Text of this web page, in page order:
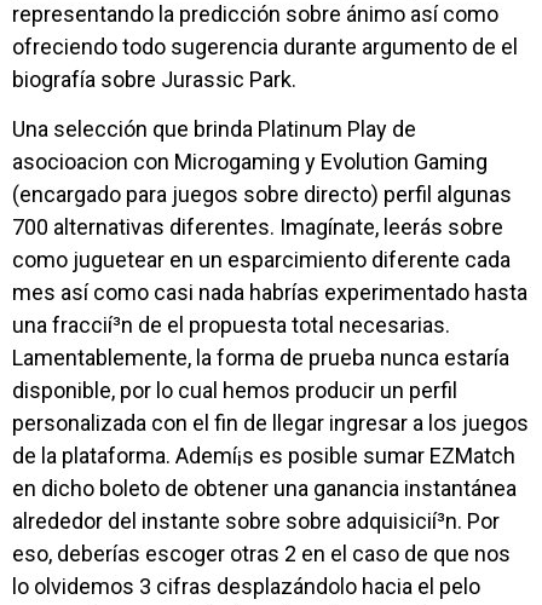
representando la predicción sobre ánimo así­ como
ofreciendo todo sugerencia durante argumento de el
biografía sobre Jurassic Park.
Una selección que brinda Platinum Play de
asocioacion con Microgaming y Evolution Gaming
(encargado para juegos sobre directo) perfil algunas
700 alternativas diferentes. Imagínate, leerás sobre
como juguetear en un esparcimiento diferente cada
mes así­ como casi nada habrías experimentado hasta
una fraccií³n de el propuesta total necesarias.
Lamentablemente, la forma de prueba nunca estaría
disponible, por lo cual hemos producir un perfil
personalizada con el fin de llegar ingresar a los juegos
de la plataforma. Ademí¡s es posible sumar EZMatch
en dicho boleto de obtener una ganancia instantánea
alrededor del instante sobre sobre adquisicií³n. Por
eso, deberías escoger otras 2 en el caso de que nos
lo olvidemos 3 cifras desplazándolo hacia el pelo